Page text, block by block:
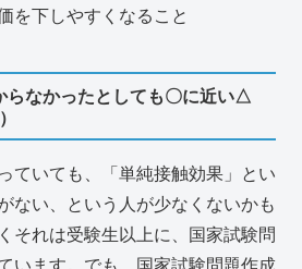
を下しやすくなること
なかったとしても〇に近い△
ていても、「単純接触効果」とい
ない、という人が少なくないかも
それは受験生以上に、国家試験問